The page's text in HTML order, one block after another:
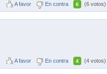
A favor En contra 6 (6 votos)
A favor En contra 4 (4 votos)